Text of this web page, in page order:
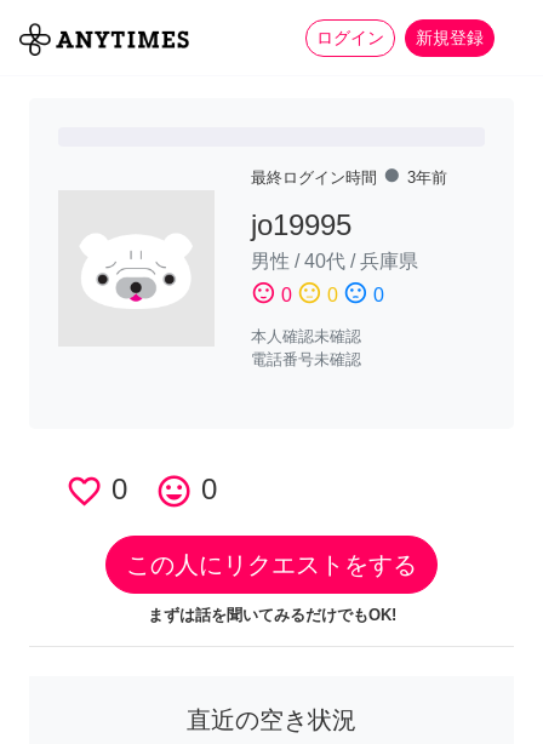
ログイン 新規登録
全て 家事 more_horiz
最終ログイン時間 fiber_manual_record 3年前
jo19995
男性 /40代 /兵庫県
sentiment_satisfied 0 sentiment_neutral 0 sentiment_dissatisfied 0
本人確認未確認
電話番号未確認
favorite_border 0 tag_faces 0
この人にリクエストをする
まずは話を聞いてみるだけでもOK!
直近の空き状況